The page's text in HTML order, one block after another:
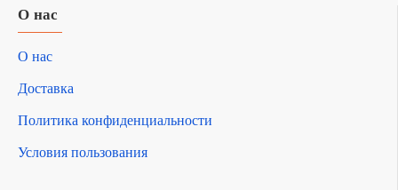
О нас
О нас
Доставка
Политика конфиденциальности
Условия пользования